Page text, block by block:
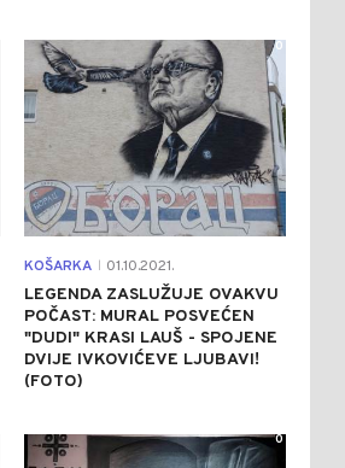
KOŠARKA 01.10.2021.
LEGENDA ZASLUŽUJE OVAKVU
POČAST: MURAL POSVEĆEN
"DUDI" KRASI LAUŠ - SPOJENE
DVIJE IVKOVIĆEVE LJUBAVI!
(FOTO)
0
0